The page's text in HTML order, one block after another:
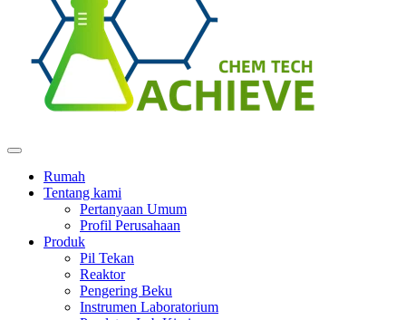
Rumah
Tentang kami
Pertanyaan Umum
Profil Perusahaan
Produk
Pil Tekan
Reaktor
Pengering Beku
Instrumen Laboratorium